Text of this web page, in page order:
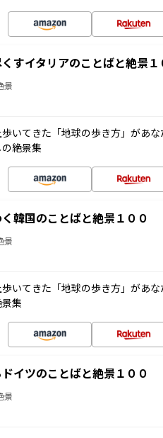
すイタリアのことばと絶景１
景
いてきた「地球の歩き方」があ
絶景集
韓国のことばと絶景１００
景
いてきた「地球の歩き方」があ
集
イツのことばと絶景１００
景